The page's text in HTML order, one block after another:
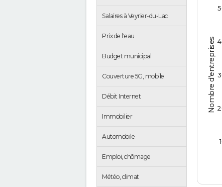
Salaires à Veyrier-du-Lac
Prix de l'eau
Budget municipal
Couverture 5G, mobile
Débit Internet
Immobilier
Automobile
Emploi, chômage
Météo, climat
Nombre d'entreprises